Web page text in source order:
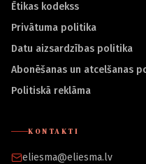
Ētikas kodekss
Privātuma politika
Datu aizsardzības politika
Abonēšanas un atcelšanas
Politiskā reklāma
KONTAKTI
eliesma@eliesma.lv